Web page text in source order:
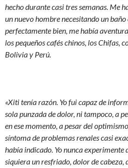
hecho durante casi tres semanas. Me
un nuevo hombre necesitando un
perfectamente bien, me había
los pequeños cafés chinos, los Chifas,
Bolivia y Perú.
«Xiti tenía razón. Yo fui capaz de
sola punzada de dolor, ni tampoco, a
en ese momento, a pesar del
síntoma de problemas renales casi
había indicado. Yo nunca experimente
siquiera un resfriado, dolor de cabeza,